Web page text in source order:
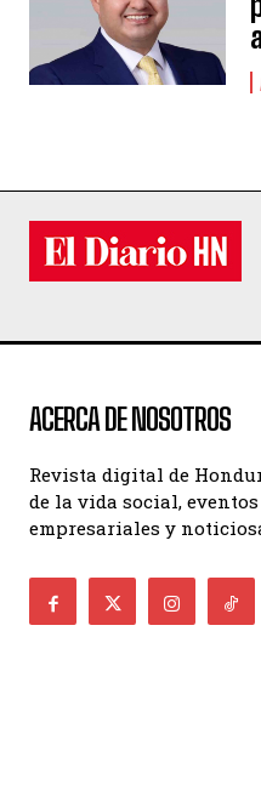
ACERCA DE NOSOTROS
Revista digital de
de la vida social, eventos
empresariales y